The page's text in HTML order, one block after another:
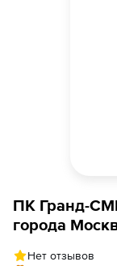
ПК Гранд-
города
Нет отзывов